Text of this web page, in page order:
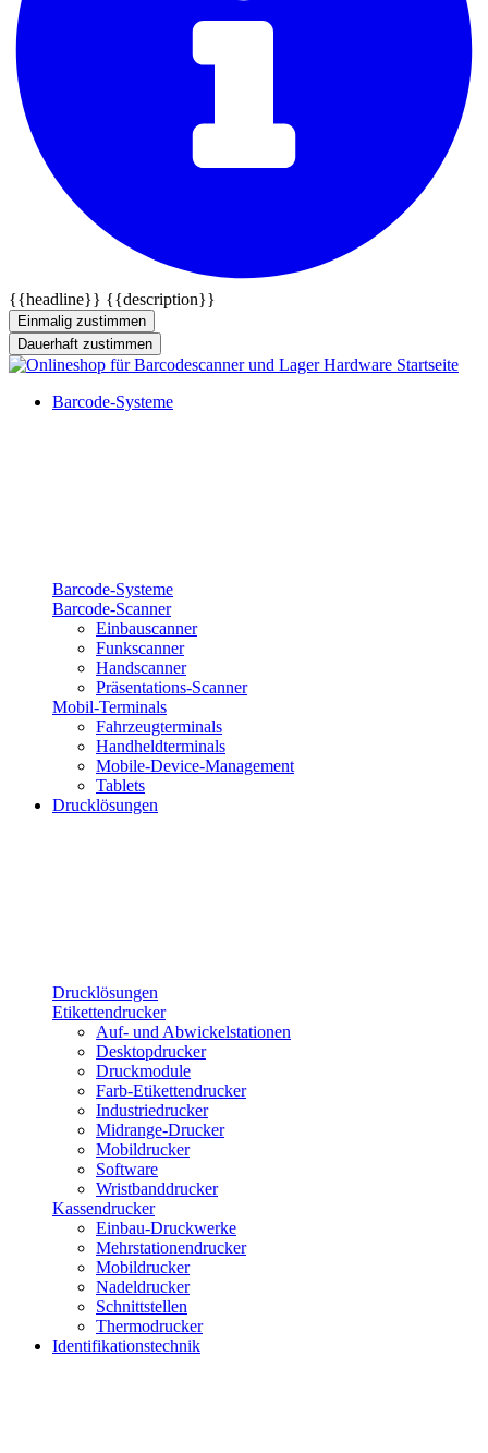
{{headline}} {{description}}
Einmalig zustimmen
Dauerhaft zustimmen
Barcode-Systeme
Barcode-Systeme
Barcode-Scanner
Einbauscanner
Funkscanner
Handscanner
Präsentations-Scanner
Mobil-Terminals
Fahrzeugterminals
Handheldterminals
Mobile-Device-Management
Tablets
Drucklösungen
Drucklösungen
Etikettendrucker
Auf- und Abwickelstationen
Desktopdrucker
Druckmodule
Farb-Etikettendrucker
Industriedrucker
Midrange-Drucker
Mobildrucker
Software
Wristbanddrucker
Kassendrucker
Einbau-Druckwerke
Mehrstationendrucker
Mobildrucker
Nadeldrucker
Schnittstellen
Thermodrucker
Identifikationstechnik